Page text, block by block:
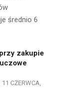
średnio 6
zakupie
11 CZERWCA,